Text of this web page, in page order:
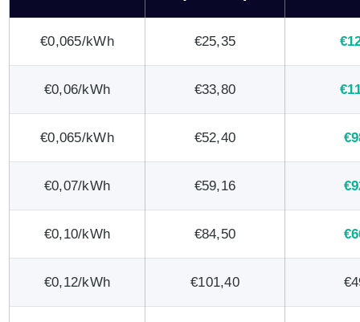
€0,065/kWh €25,35
€0,06/kWh €33,80
€0,065/kWh €52,40
€0,07/kWh €59,16
€0,10/kWh €84,50
€0,12/kWh €101,40